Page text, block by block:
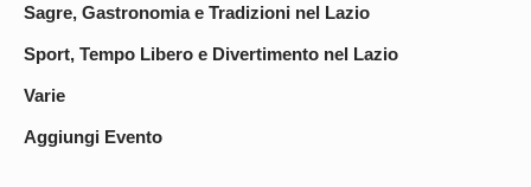
Sagre, Gastronomia e Tradizioni nel Lazio
Sport, Tempo Libero e Divertimento nel Lazio
Varie
Aggiungi Evento